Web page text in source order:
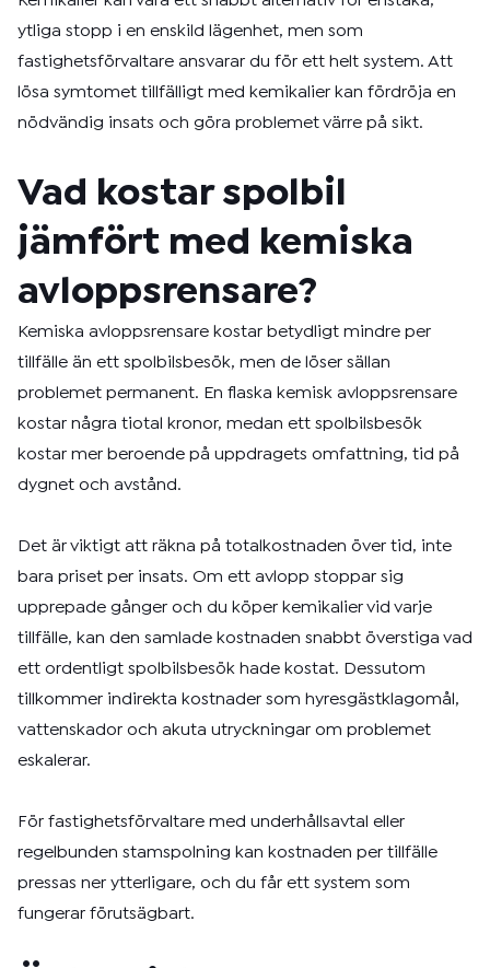
ytliga stopp i en enskild lägenhet, men som
fastighetsförvaltare ansvarar du för ett helt system. Att
lösa symtomet tillfälligt med kemikalier kan fördröja en
nödvändig insats och göra problemet värre på sikt.
Vad kostar spolbil
jämfört med kemiska
avloppsrensare?
Kemiska avloppsrensare kostar betydligt mindre per
tillfälle än ett spolbilsbesök, men de löser sällan
problemet permanent. En flaska kemisk avloppsrensare
kostar några tiotal kronor, medan ett spolbilsbesök
kostar mer beroende på uppdragets omfattning, tid på
dygnet och avstånd.
Det är viktigt att räkna på totalkostnaden över tid, inte
bara priset per insats. Om ett avlopp stoppar sig
upprepade gånger och du köper kemikalier vid varje
tillfälle, kan den samlade kostnaden snabbt överstiga vad
ett ordentligt spolbilsbesök hade kostat. Dessutom
tillkommer indirekta kostnader som hyresgästklagomål,
vattenskador och akuta utryckningar om problemet
eskalerar.
För fastighetsförvaltare med underhållsavtal eller
regelbunden stamspolning kan kostnaden per tillfälle
pressas ner ytterligare, och du får ett system som
fungerar förutsägbart.